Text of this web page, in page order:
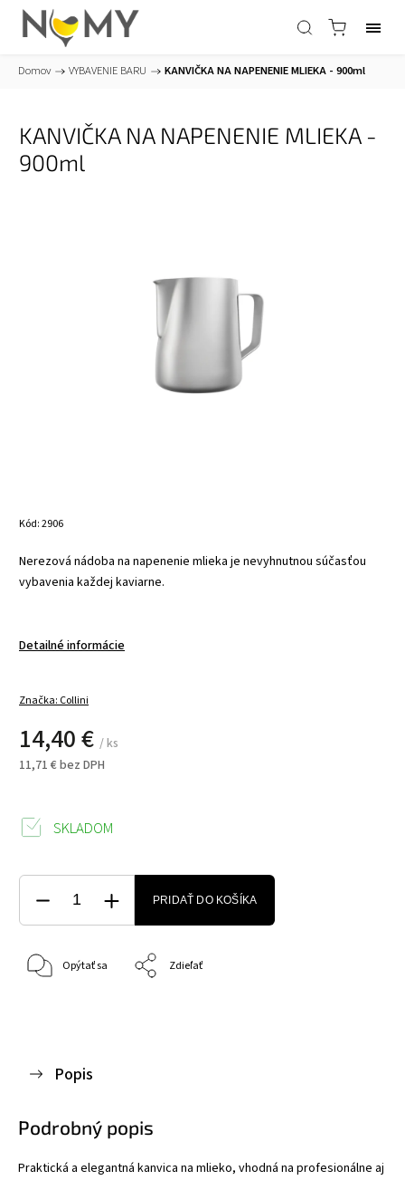
Domov / VYBAVENIE BARU / KANVIČKA NA NAPENENIE MLIEKA - 900ml
KANVIČKA NA NAPENENIE MLIEKA -
900ml
Kód:2906
Nerezová nádoba na napenenie mlieka je nevyhnutnou súčasťou
vybavenia každej kaviarne.
Detailné informácie
Značka: Collini
14,40 € / ks
11,71 € bez DPH
SKLADOM
PRIDAŤ DO KOŠÍKA
Opýtať sa Zdieľať
Popis
Podrobný popis
Praktická a elegantná kanvica na mlieko, vhodná na profesionálne aj